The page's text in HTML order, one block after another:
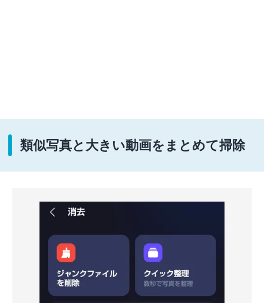
類似写真と大きい動画をまとめて掃除